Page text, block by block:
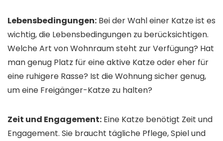
Lebensbedingungen: Bei der Wahl einer Katze ist es
wichtig, die Lebensbedingungen zu berücksichtigen.
Welche Art von Wohnraum steht zur Verfügung? Hat
man genug Platz für eine aktive Katze oder eher für
eine ruhigere Rasse? Ist die Wohnung sicher genug,
um eine Freigänger-Katze zu halten?
Zeit und Engagement: Eine Katze benötigt Zeit und
Engagement. Sie braucht tägliche Pflege, Spiel und